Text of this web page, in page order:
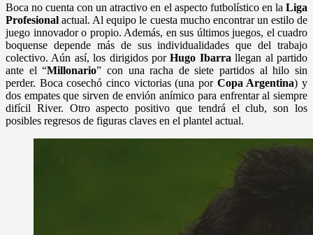
Boca no cuenta con un atractivo en el aspecto futbolístico en la Liga
Profesional actual. Al equipo le cuesta mucho encontrar un estilo de
juego innovador o propio. Además, en sus últimos juegos, el cuadro
boquense depende más de sus individualidades que del trabajo
colectivo. Aún así, los dirigidos porHugo Ibarra llegan al partido
ante el “Millonario” con una racha de siete partidos al hilo sin
perder. Boca cosechó cinco victorias (una por Copa Argentina) y
dos empates que sirven de envión anímico para enfrentar al siempre
difícil River. Otro aspecto positivo que tendrá el club, son los
posibles regresos de figuras claves en el plantel actual.